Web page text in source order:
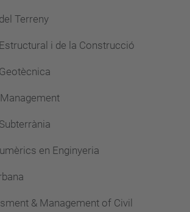
Terreny
i de la Construcció
en Enginyeria
& Management of Civil